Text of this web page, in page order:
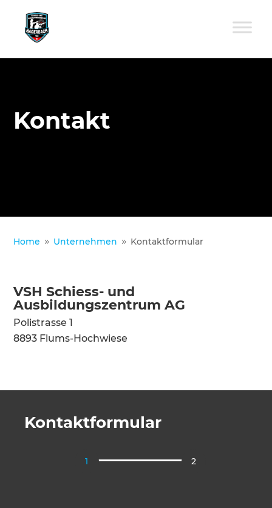
Kontakt
Home 9 Unternehmen 9 Kontaktformular
VSH Schiess- und
Ausbildungszentrum AG
Polistrasse 1
8893 Flums-Hochwiese
Kontaktformular